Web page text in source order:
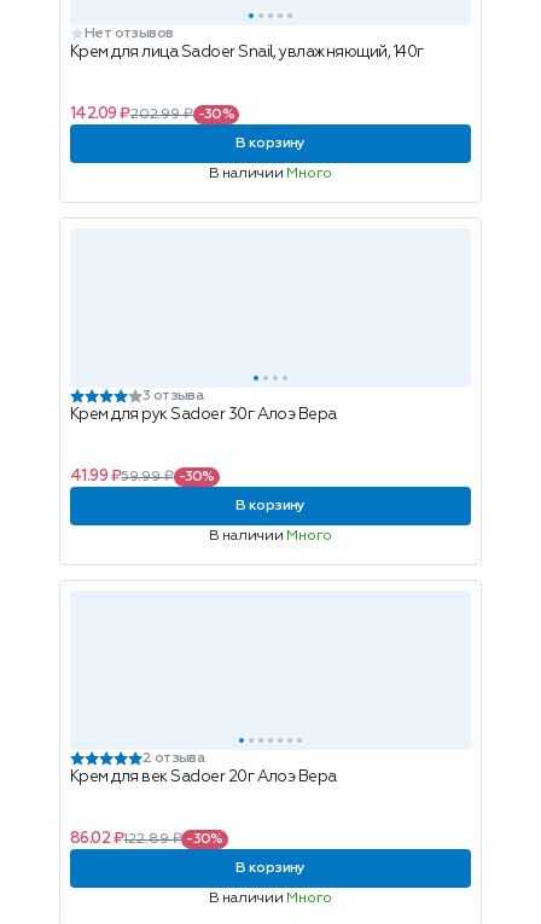
Нет отзывов
Крем для лица Sadoer Snail, увлажняющий, 140г
142.09 ₽202.99 ₽ -30%
В корзину
В наличии Много
3 отзыва
Крем для рук Sadoer 30г Алоэ Вера
41.99 ₽59.99 ₽ -30%
В корзину
В наличии Много
2 отзыва
Крем для век Sadoer 20г Алоэ Вера
86.02 ₽122.89 ₽ -30%
В корзину
В наличии Много